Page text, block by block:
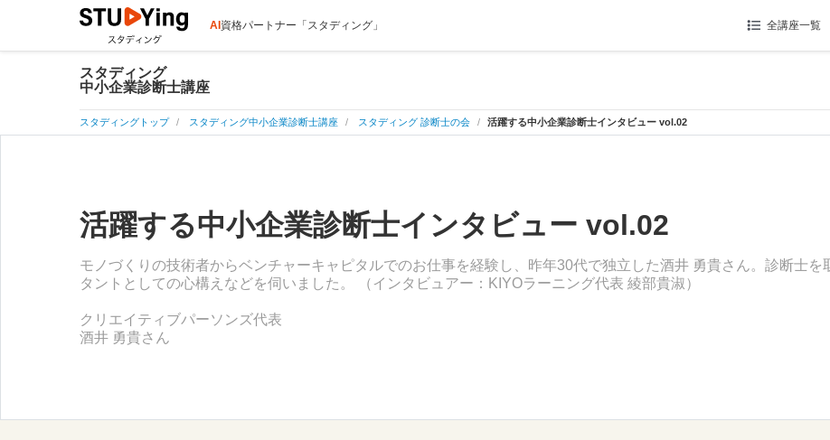
AI 資格パートナー「スタディング」 全講座一覧
スタディング
中小企業診断士講座
スタディングトップ スタディング中小企業診断士講座 スタディング 診断士の会 活躍する中小企業診断士インタビュー vol.02
活躍する中小企業診断士インタビュー vol.02
モノづくりの技術者からベンチャーキャピタルでのお仕事を経験し、昨年30代で独立した酒井 勇貴さん。診断士
タントとしての心構えなどを伺いました。 （インタビュアー：KIYOラーニング代表 綾部貴淑）
クリエイティブパーソンズ代表
酒井 勇貴さん